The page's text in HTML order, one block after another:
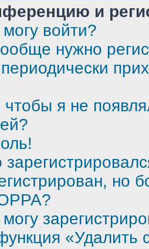
и
войти?
нужно
чтобы я не
но
«Удалить